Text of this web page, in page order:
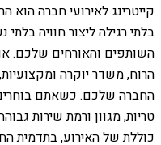
קייטרינג לאירועי חברה הוא
בלתי רגילה ליצור חוויה
השותפים והאורחים שלכם.
הרוח, משדר יוקרה
החברה שלכם. כשאתם בוחרים
טריות, מגוון ורמת שירות
כוללת של האירוע, בתדמית